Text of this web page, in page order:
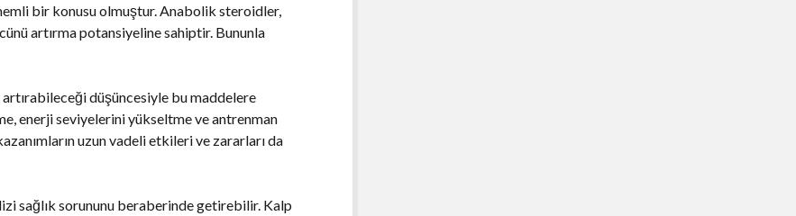
bir konusu olmuştur. Anabolik steroidler,
artırma potansiyeline sahiptir. Bununla
düşüncesiyle bu maddelere
enerji seviyelerini yükseltme ve antrenman
uzun vadeli etkileri ve zararları da
sağlık sorununu beraberinde getirebilir. Kalp